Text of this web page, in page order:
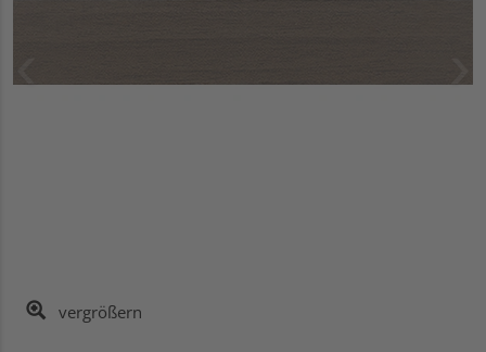
vergrößern